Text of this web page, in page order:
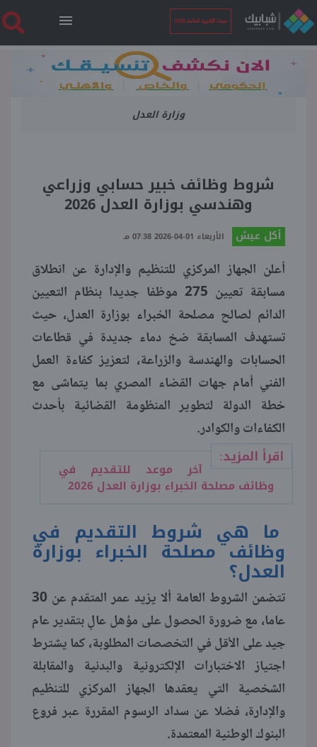
نتيجة الثانوية العامة 2026
الرئيسية
نتيجة الثانوية العامة 2026
فنجان قهوة
ملفات
منوعات
وزارة العدل
شروط وظائف خبير حسابي وزراعي
وهندسي بوزارة العدل 2026
أكل عيش الأربعاء 01-04-2026 07:38 مـ
أعلن الجهاز المركزي للتنظيم والإدارة عن انطلاق
مسابقة تعيين 275 موظفا جديدا بنظام التعيين
الدائم لصالح مصلحة الخبراء بوزارة العدل، حيث
تستهدف المسابقة ضخ دماء جديدة في قطاعات
الحسابات والهندسة والزراعة، لتعزيز كفاءة العمل
الفني أمام جهات القضاء المصري بما يتماشى مع
خطة الدولة لتطوير المنظومة القضائية بأحدث
الكفاءات والكوادر.
اقرأ المزيد:
آخر موعد للتقديم في
وظائف مصلحة الخبراء بوزارة العدل 2026
ما هي شروط التقديم في
وظائف مصلحة الخبراء بوزارة
العدل؟
تتضمن الشروط العامة ألا يزيد عمر المتقدم عن 30
عاما، مع ضرورة الحصول على مؤهل عالٍ بتقدير عام
جيد على الأقل في التخصصات المطلوبة، كما يشترط
اجتياز الاختبارات الإلكترونية والبدنية والمقابلة
الشخصية التي يعقدها الجهاز المركزي للتنظيم
والإدارة، فضلا عن سداد الرسوم المقررة عبر فروع
البنوك الوطنية المعتمدة.